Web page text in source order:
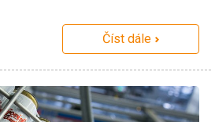
Číst dále